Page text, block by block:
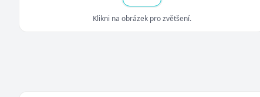
Klikni na obrázek pro zvětšení.